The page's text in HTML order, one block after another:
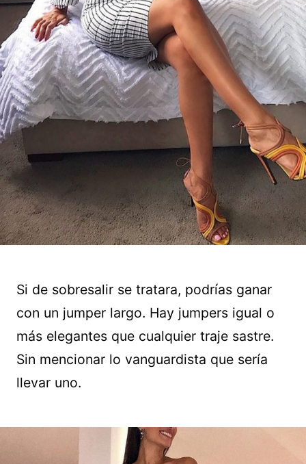
Si de sobresalir se tratara, podrías ganar
con un jumper largo. Hay jumpers igual o
más elegantes que cualquier traje sastre.
Sin mencionar lo vanguardista que sería
llevar uno.